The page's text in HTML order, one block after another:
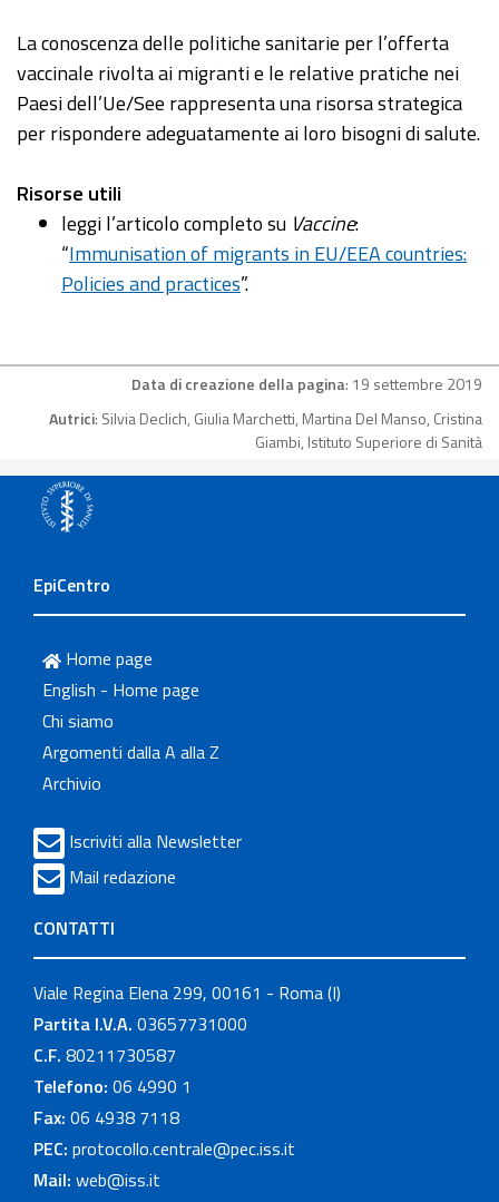
La conoscenza delle politiche sanitarie per l’offerta
vaccinale rivolta ai migranti e le relative pratiche nei
Paesi dell’Ue/See rappresenta una risorsa strategica
per rispondere adeguatamente ai loro bisogni di salute.
Risorse utili
leggi l’articolo completo su Vaccine:
“Immunisation of migrants in EU/EEA countries:
Policies and practices”.
Data di creazione della pagina: 19 settembre 2019
Autrici: Silvia Declich, Giulia Marchetti, Martina Del Manso, Cristina
Giambi, Istituto Superiore di Sanità
EpiCentro
Home page
English - Home page
Chi siamo
Argomenti dalla A alla Z
Archivio
Iscriviti alla Newsletter
Mail redazione
CONTATTI
Viale Regina Elena 299, 00161 - Roma (I)
Partita I.V.A. 03657731000
C.F. 80211730587
Telefono: 06 4990 1
Fax: 06 4938 7118
PEC: protocollo.centrale@pec.iss.it
Mail: web@iss.it